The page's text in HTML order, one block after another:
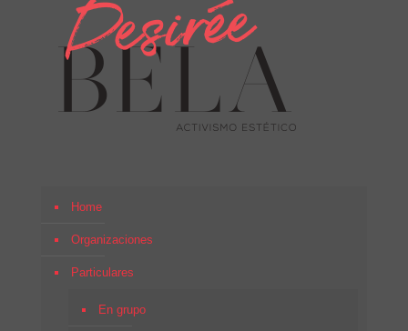
Home
Organizaciones
Particulares
En grupo